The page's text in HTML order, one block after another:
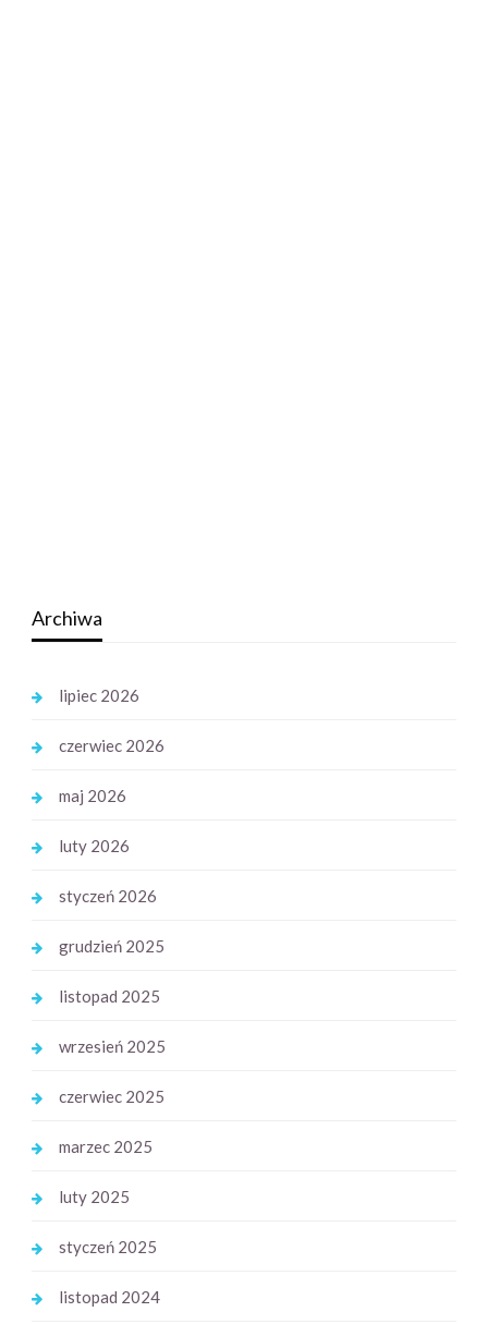
Archiwa
lipiec 2026
czerwiec 2026
maj 2026
luty 2026
styczeń 2026
grudzień 2025
listopad 2025
wrzesień 2025
czerwiec 2025
marzec 2025
luty 2025
styczeń 2025
listopad 2024